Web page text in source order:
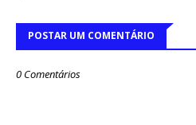
POSTAR UM COMENTÁRIO
0 Comentários